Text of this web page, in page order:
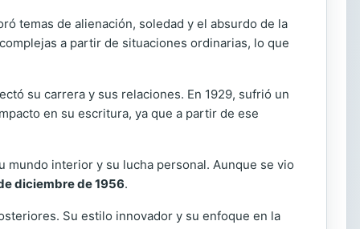
temas de alienación, soledad y el absurdo de la
a partir de situaciones ordinarias, lo que
su carrera y sus relaciones. En 1929, sufrió un
en su escritura, ya que a partir de ese
interior y su lucha personal. Aunque se vio
diciembre de 1956.
Su estilo innovador y su enfoque en la